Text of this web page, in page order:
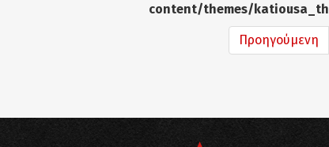
content/themes/
Προηγούμενη